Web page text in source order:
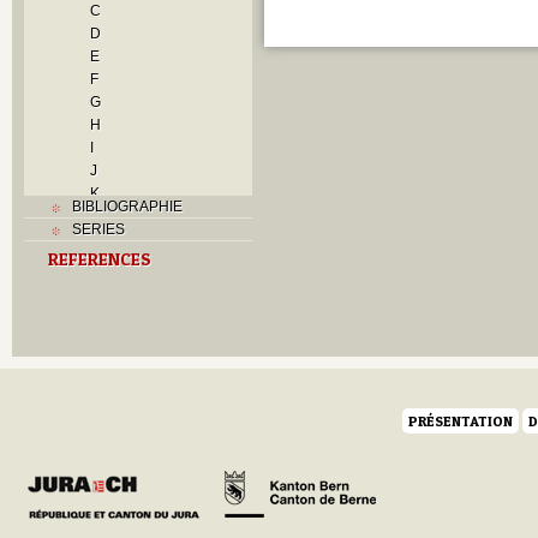
C
D
E
F
G
H
I
J
K
L
M
N
Y
Z
BIBLIOGRAPHIE
SERIES
REFERENCES
PRÉSENTATION